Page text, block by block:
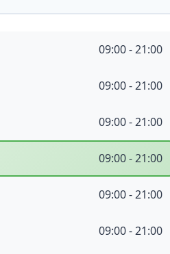
09:00 - 21:00
09:00 - 21:00
09:00 - 21:00
09:00 - 21:00
09:00 - 21:00
09:00 - 21:00